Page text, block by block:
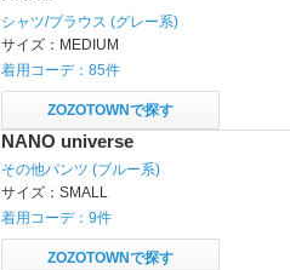
シャツ/ブラウス (グレー系)
サイズ： MEDIUM
着用コーデ： 85件
ZOZOTOWNで探す
NANO universe
その他パンツ (ブルー系)
サイズ： SMALL
着用コーデ： 9件
ZOZOTOWNで探す